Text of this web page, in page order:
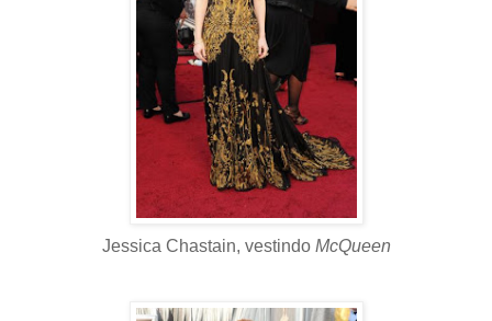
Jessica Chastain, vestindoMcQueen